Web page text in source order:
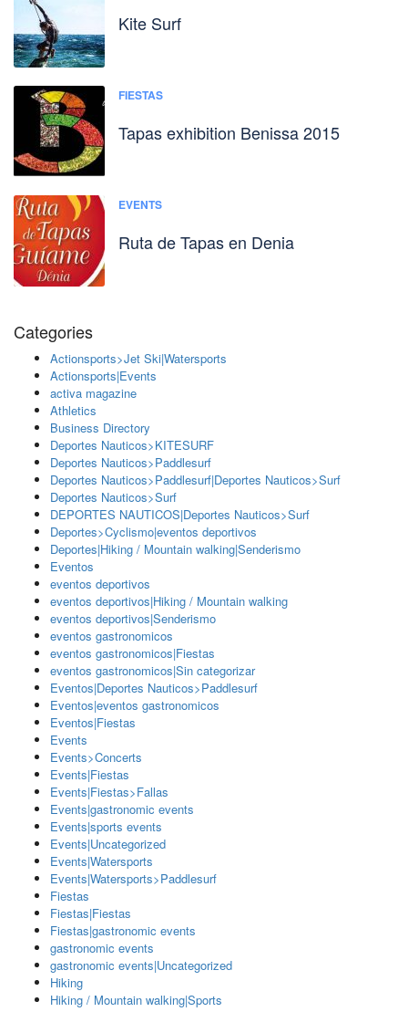
Kite Surf
FIESTAS
Tapas exhibition Benissa 2015
EVENTS
Ruta de Tapas en Denia
Categories
Actionsports>Jet Ski|Watersports
Actionsports|Events
activa magazine
Athletics
Business Directory
Deportes Nauticos>KITESURF
Deportes Nauticos>Paddlesurf
Deportes Nauticos>Paddlesurf|Deportes Nauticos>Surf
Deportes Nauticos>Surf
DEPORTES NAUTICOS|Deportes Nauticos>Surf
Deportes>Cyclismo|eventos deportivos
Deportes|Hiking / Mountain walking|Senderismo
Eventos
eventos deportivos
eventos deportivos|Hiking / Mountain walking
eventos deportivos|Senderismo
eventos gastronomicos
eventos gastronomicos|Fiestas
eventos gastronomicos|Sin categorizar
Eventos|Deportes Nauticos>Paddlesurf
Eventos|eventos gastronomicos
Eventos|Fiestas
Events
Events>Concerts
Events|Fiestas
Events|Fiestas>Fallas
Events|gastronomic events
Events|sports events
Events|Uncategorized
Events|Watersports
Events|Watersports>Paddlesurf
Fiestas
Fiestas|Fiestas
Fiestas|gastronomic events
gastronomic events
gastronomic events|Uncategorized
Hiking
Hiking / Mountain walking|Sports